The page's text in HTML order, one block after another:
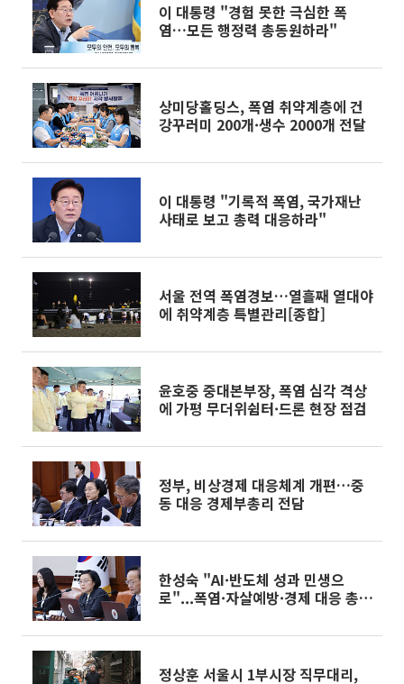
이 대통령 "경험 못한 극심한 폭
염…모든 행정력 총동원하라"
상미당홀딩스, 폭염 취약계층에 건
강꾸러미 200개·생수 2000개 전달
이 대통령 "기록적 폭염, 국가재난
사태로 보고 총력 대응하라"
서울 전역 폭염경보…열흘째 열대야
에 취약계층 특별관리[종합]
윤호중 중대본부장, 폭염 심각 격상
에 가평 무더위쉼터·드론 현장 점검
정부, 비상경제 대응체계 개편…중
동 대응 경제부총리 전담
한성숙 "AI·반도체 성과 민생으
로"...폭염·자살예방·경제 대응 총
정상훈 서울시 1부시장 직무대리,